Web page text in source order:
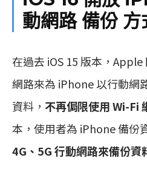
動網路 備份 方
在過去 iOS 15 版本，
網路來為 iPhone 以行動網
資料， 不再侷限使用 Wi-Fi
本，使用者為 iPhone 備份
4G、5G 行動網路來備份資